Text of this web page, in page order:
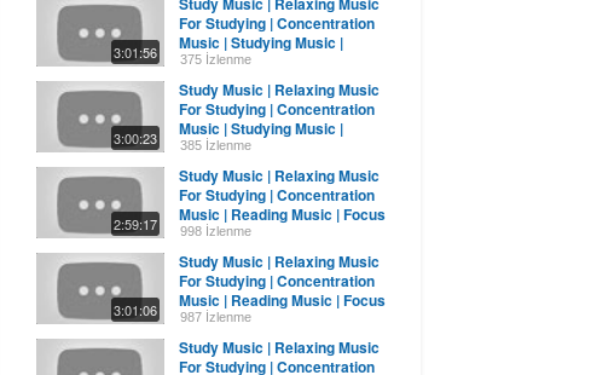
3:01:56
For Studying | Concentration
Music | Studying Music |
Reading Music
375 İzlenme
3:00:23
Study Music | Relaxing Music
For Studying | Concentration
Music | Studying Music |
Reading Music
385 İzlenme
2:59:17
Study Music | Relaxing Music
For Studying | Concentration
Music | Reading Music | Focus
Music
998 İzlenme
3:01:06
Study Music | Relaxing Music
For Studying | Concentration
Music | Reading Music | Focus
Music
987 İzlenme
Study Music | Relaxing Music
For Studying | Concentration